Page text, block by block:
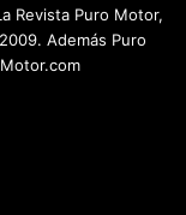
Revista Puro Motor,
Además Puro